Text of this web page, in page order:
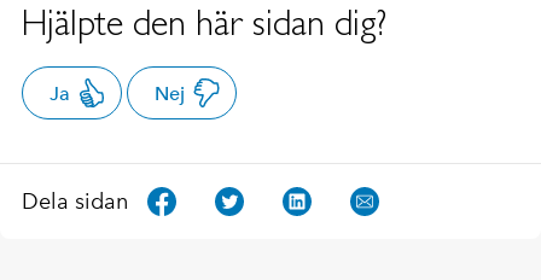
Hjälpte den här sidan dig?
Ja Nej
Dela sidan